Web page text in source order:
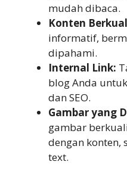
mudah dibaca.
Konten
informatif,
dipahami.
Internal Link:
blog Anda
dan SEO.
Gambar yang
gambar
dengan konten,
text.